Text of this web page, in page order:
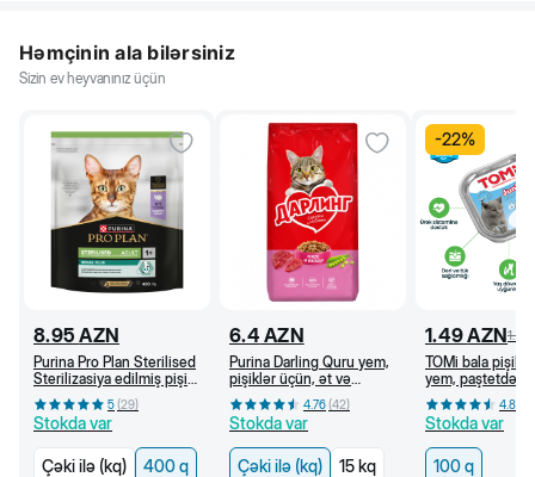
Həmçinin ala bilərsiniz
Sizin ev heyvanınız üçün
8.95 AZN
Purina Pro Plan Sterilised
Sterilizasiya edilmiş pişik
üçün quru yem, hinduşka
əti ilə, 400 g
5(29)
Stokda var
Çəki ilə (kq)
400 q
6.4 AZN
Purina Darling Quru yem,
pişiklər üçün, ət və
tərəvəzlər ilə (kq)
4.76(42)
Stokda var
Çəki ilə (kq) 15 kq
-22%
1.49AZN1.9
TOMi bala pişik
yem, paştetdə
ilə, 100 q
4.83
Stokda var
100 q